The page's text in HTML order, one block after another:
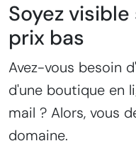
Soyez
prix bas
Avez-vous besoin
d'une boutique en
mail ? Alors, vous
domaine.